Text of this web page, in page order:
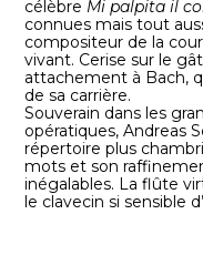
célèbre Mi palpita il
connues mais tout
compositeur de la
vivant. Cerise sur le
attachement à Bach,
de sa carrière.
Souverain dans les
opératiques, Andreas
répertoire plus
mots et son
inégalables. La flûte
le clavecin si sensible